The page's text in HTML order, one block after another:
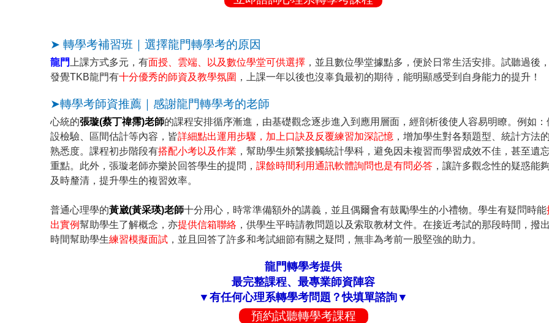
➤ 轉學考補習班｜選擇龍門轉學考的原因
龍門 上課方式多元，有面授、雲端、以及數位學堂可供選擇 ，並且數位學堂據點多，便於日常生活安排。試聽過後
發覺TKB龍門有十分優秀的師資及教學氛圍 ，上課一年以後也沒辜負最初的期待，能明顯感受到自身能力的提升！
➤轉學考師資推薦｜感謝龍門轉學考的老師
心統的張璇(蔡丁禕霈)老師的課程安排循序漸進，由基礎觀念逐步進入到應用層面，經剖析後使人容易明瞭。例如：
設檢驗、區間估計等內容，皆詳細點出運用步驟，加上口訣及反覆練習加深記憶 ，增加學生對各類題型、統計方法
熟悉度。課程初步階段有搭配小考以及作業 ，幫助學生頻繁接觸統計學科，避免因未複習而學習成效不佳，甚至遺
重點。此外，張璇老師亦樂於回答學生的提問， 課餘時間利用通訊軟體詢問也是有問必答 ，讓許多觀念性的疑惑能
及時釐清，提升學生的複習效率。
普通心理學的黃崴(黃采瑛)老師十分用心，時常準備額外的講義，並且偶爾會有鼓勵學生的小禮物。學生有疑問時能
出實例幫助學生了解概念，亦提供信箱聯絡 ，供學生平時請教問題以及索取教材文件。在接近考試的那段時間，撥
時間幫助學生練習模擬面試 ，並且回答了許多和考試細節有關之疑問，無非為考前一股堅強的助力。
龍門轉學考提供
最完整課程、最專業師資陣容
▼有任何心理系轉學考問題？快填單諮詢▼
預約試聽轉學考課程